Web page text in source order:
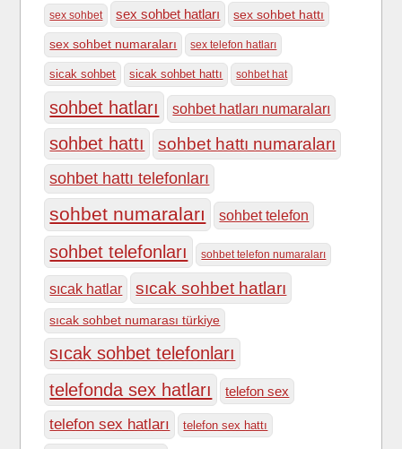
sex sohbet sex sohbet hatları sex sohbet hattı
sex sohbet numaraları sex telefon hatları
sicak sohbet sicak sohbet hattı sohbet hat
sohbet hatları sohbet hatları numaraları
sohbet hattı sohbet hattı numaraları
sohbet hattı telefonları
sohbet numaraları sohbet telefon
sohbet telefonları sohbet telefon numaraları
sıcak hatlar sıcak sohbet hatları
sıcak sohbet numarası türkiye
sıcak sohbet telefonları
telefonda sex hatları
telefon sex
telefon sex hatları telefon sex hattı